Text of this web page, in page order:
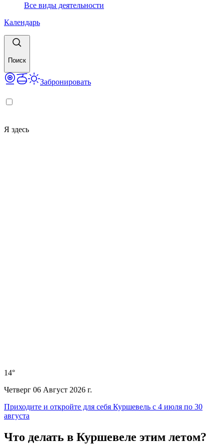
Все виды деятельности
Календарь
Поиск
Забронировать
Я здесь
14°
Четверг 06 Август 2026 г.
Приходите и откройте для себя Куршевель с 4 июля по 30
августа
Что делать в Куршевеле этим летом?